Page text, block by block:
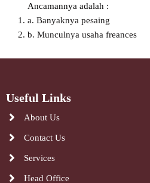
Ancamannya adalah :
a. Banyaknya pesaing
b. Munculnya usaha freances
Useful Links
About Us
Contact Us
Services
Head Office